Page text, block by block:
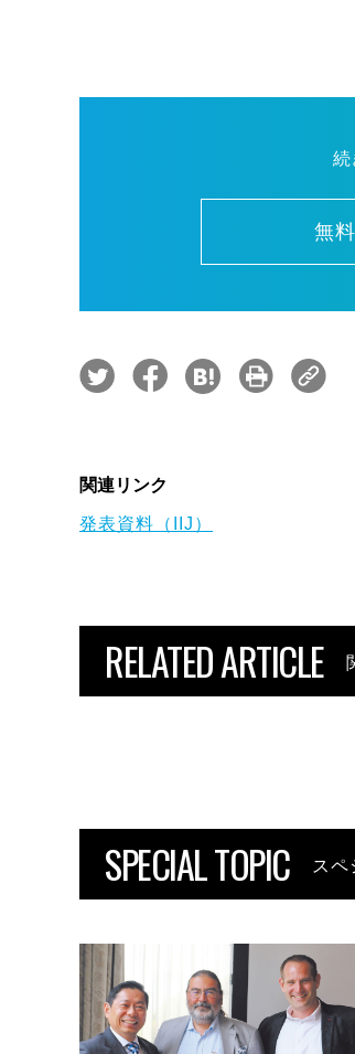
続
無
関連リンク
発表資料（IIJ）
RELATED ARTICLE
SPECIAL TOPIC スペ